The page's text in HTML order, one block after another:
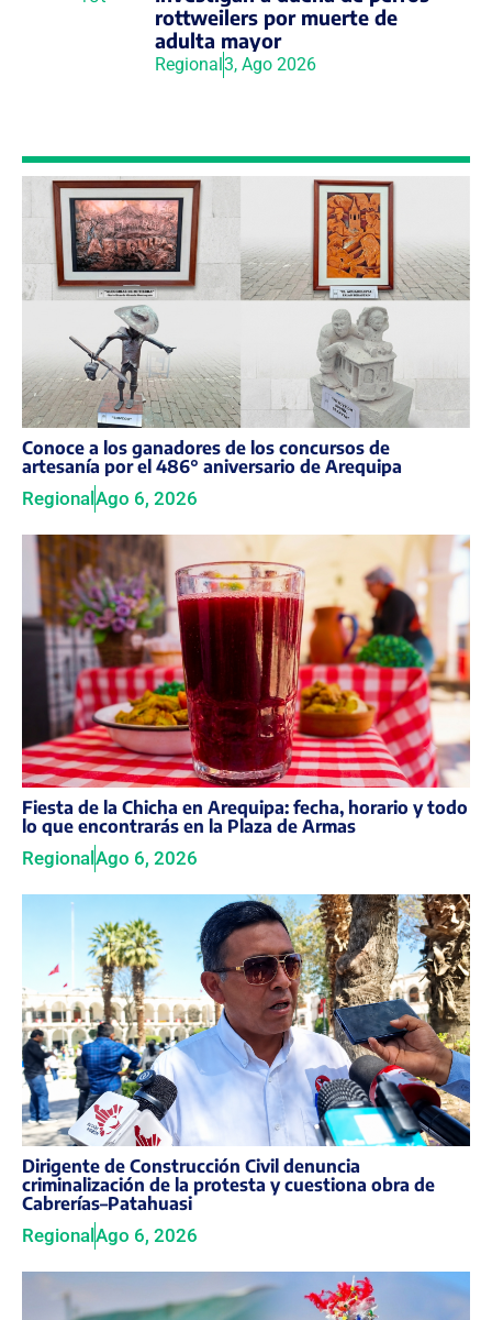
rottweilers por muerte de
adulta mayor
Regional3, Ago 2026
Conoce a los ganadores de los concursos de
artesanía por el 486° aniversario de Arequipa
Regional Ago 6, 2026
Fiesta de la Chicha en Arequipa: fecha, horario y todo
lo que encontrarás en la Plaza de Armas
RegionalAgo 6, 2026
Dirigente de Construcción Civil denuncia
criminalización de la protesta y cuestiona obra de
Cabrerías–Patahuasi
Regional Ago 6, 2026